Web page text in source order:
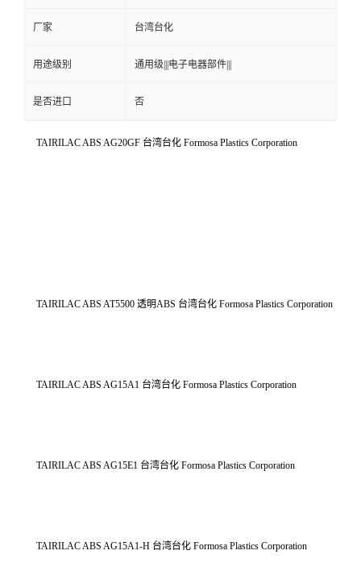
厂家 台湾台化
用途级别 通用级|||电子电器部件|||
是否进口 否
TAIRILAC ABS AG20GF 台湾台化 Formosa Plastics Corporation
TAIRILAC ABS AT5500 透明ABS 台湾台化 Formosa Plastics Corporation
TAIRILAC ABS AG15A1 台湾台化 Formosa Plastics Corporation
TAIRILAC ABS AG15E1 台湾台化 Formosa Plastics Corporation
TAIRILAC ABS AG15A1-H 台湾台化 Formosa Plastics Corporation